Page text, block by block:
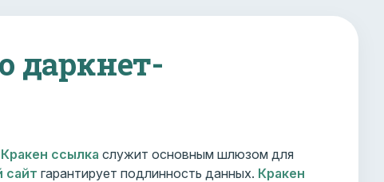
даркнет-
Кракен ссылка служит основным шлюзом для
сайт гарантирует подлинность данных. Кракен